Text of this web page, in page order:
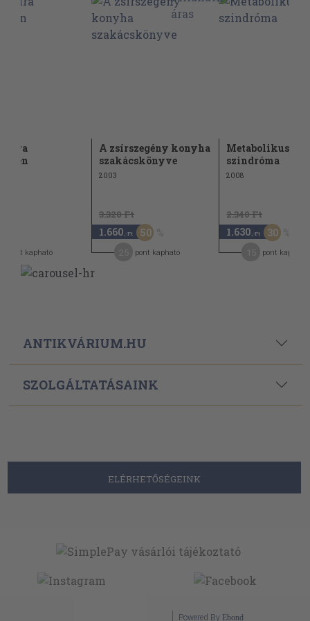
pont kapható
A zsírszegény konyha
szakácskönyve
2003
3.320 Ft
1.660 ,-Ft 50
pont kapható
Metabolikus
szindróma
2008
2.340 Ft
1.630 ,-Ft 30
pont kapható
ANTIKVÁRIUM.HU
SZOLGÁLTATÁSAINK
ELÉRHETŐSÉGEINK
Powered By Ebond